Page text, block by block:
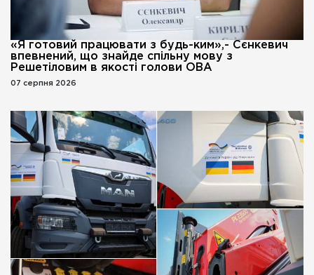
«Я готовий працювати з будь-ким»,- Сєнкевич
впевнений, що знайде спільну мову з
Решетіловим в якості голови ОВА
07 серпня 2026